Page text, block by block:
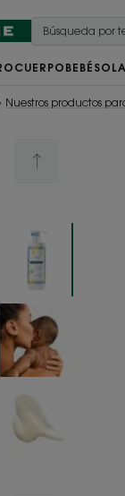
CUERPO BEBÉ
Nuestros productos